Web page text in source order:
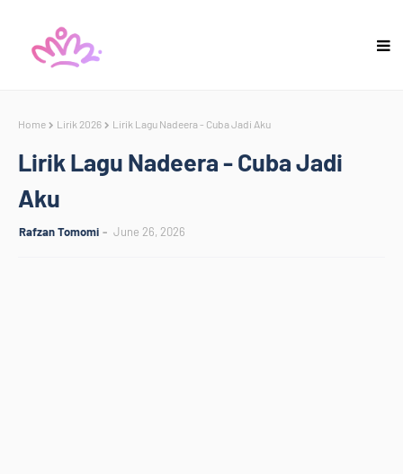
Home Lirik 2026 Lirik Lagu Nadeera - Cuba Jadi Aku
Lirik Lagu Nadeera - Cuba Jadi
Aku
Rafzan Tomomi June 26, 2026